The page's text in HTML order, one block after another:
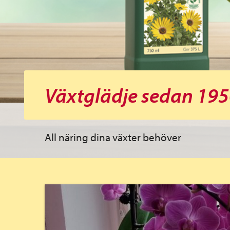
Växtglädje sedan
All näring dina växter behöver